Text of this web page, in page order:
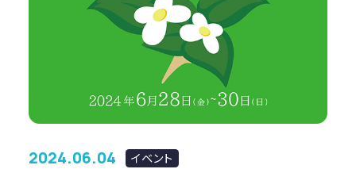
2024.06.04 イベント